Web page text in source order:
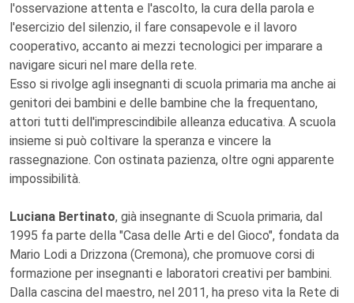
l'osservazione attenta e l'ascolto, la cura della parola e
l'esercizio del silenzio, il fare consapevole e il lavoro
cooperativo, accanto ai mezzi tecnologici per imparare a
navigare sicuri nel mare della rete.
Esso si rivolge agli insegnanti di scuola primaria ma anche ai
genitori dei bambini e delle bambine che la frequentano,
attori tutti dell'imprescindibile alleanza educativa. A scuola
insieme si può coltivare la speranza e vincere la
rassegnazione. Con ostinata pazienza, oltre ogni apparente
impossibilità.
Luciana Bertinato, già insegnante di Scuola primaria, dal
1995 fa parte della "Casa delle Arti e del Gioco", fondata da
Mario Lodi a Drizzona (Cremona), che promuove corsi di
formazione per insegnanti e laboratori creativi per bambini.
Dalla cascina del maestro, nel 2011, ha preso vita la Rete di